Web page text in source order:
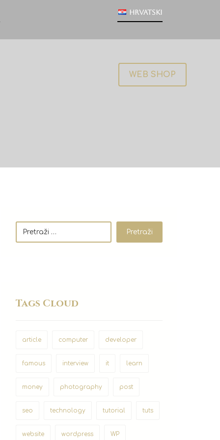
Hrvatski
WEB SHOP
Pretraži
Tags Cloud
article computer developer
famous interview it learn
money photography post
seo technology tutorial tuts
website wordpress WP